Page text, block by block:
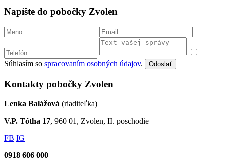
Napíšte do pobočky Zvolen
Súhlasím so spracovaním osobných údajov. Odoslať
Kontakty pobočky Zvolen
Lenka Balážová (riaditeľka)
V.P. Tótha 17, 960 01, Zvolen, II. poschodie
FB IG
0918 606 000